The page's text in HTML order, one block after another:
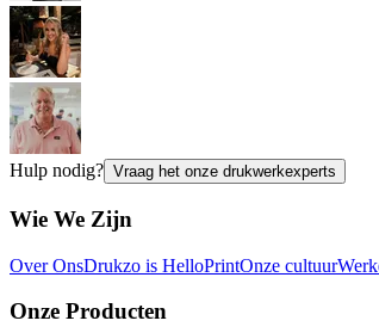
Hulp nodig? Vraag het onze drukwerkexperts
Wie We Zijn
Over OnsDrukzo is HelloPrintOnze cultuur
Onze Producten